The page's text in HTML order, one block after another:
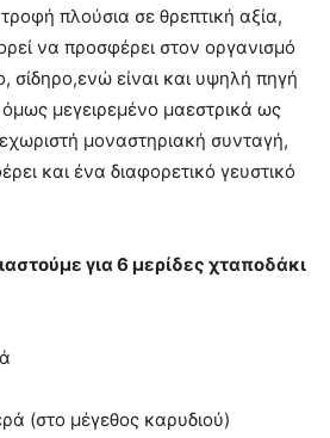
πλούσια σε θρεπτική αξία,
να προσφέρει στον οργανισμό
σίδηρο,ενώ είναι και υψηλή πηγή
μεγειρεμένο μαεστρικά ως
μοναστηριακή συνταγή,
και ένα διαφορετικό γευστικό
για 6 μερίδες χταποδάκι
(στο μέγεθος καρυδιού)